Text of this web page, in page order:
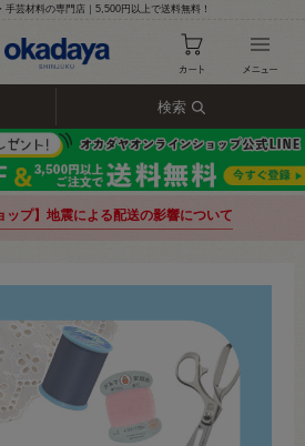
手芸材料の専門店｜5,500円以上で送料無料！
検索
ップ】地震による配送の影響について